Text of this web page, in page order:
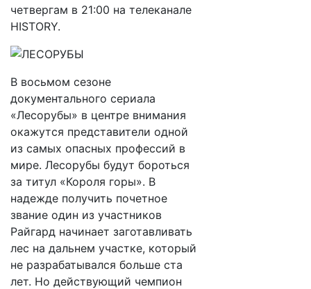
четвергам в 21:00 на телеканале
HISTORY.
В восьмом сезоне
документального сериала
«Лесорубы» в центре внимания
окажутся представители одной
из самых опасных профессий в
мире. Лесорубы будут бороться
за титул «Короля горы». В
надежде получить почетное
звание один из участников
Райгард начинает заготавливать
лес на дальнем участке, который
не разрабатывался больше ста
лет. Но действующий чемпион